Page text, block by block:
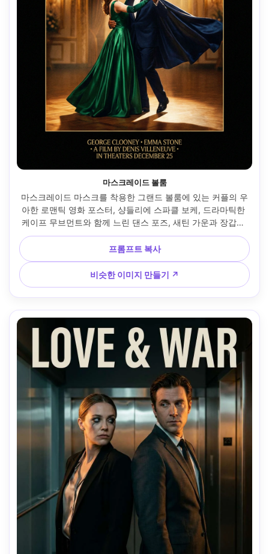
마스크레이드 볼룸
마스크레이드 마스크를 착용한 그랜드 볼룸에 있는 커플의 우
아한 로맨틱 영화 포스터, 샹들리에 스파클 보케, 드라마틱한
케이프 무브먼트와 함께 느린 댄스 포즈, 새틴 가운과 장갑을
착용한 그녀, 맞춤형 턱시도를 착용한 그는, 풍부한 보석 톤, 고
대비 스포트라이트, 위에 명확한 타이틀 공간과 아래에 크레딧
블록 영역이 있는 대칭 구성, 70mm f/2.8로 촬영, 사실적이고
프리미엄 포스터 마감 --ar 4:5
프롬프트 복사
비슷한 이미지 만들기 ↗